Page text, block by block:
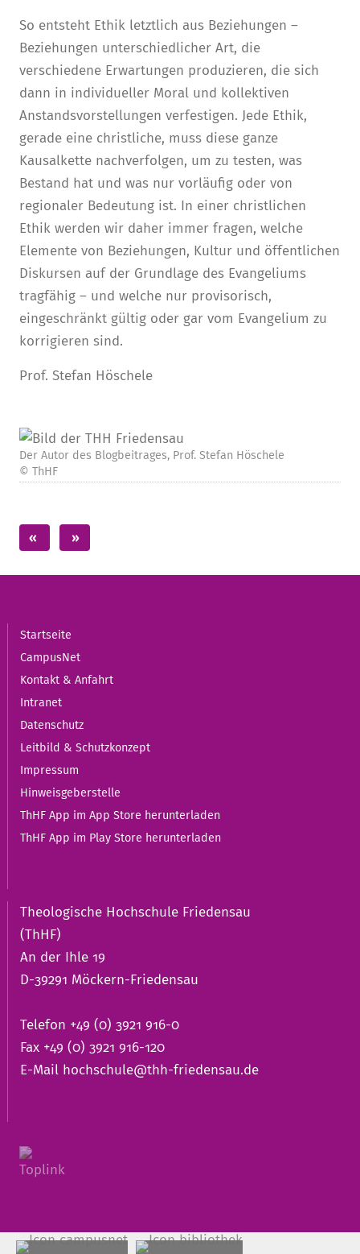
So entsteht Ethik letztlich aus Beziehungen –
Beziehungen unterschiedlicher Art, die
verschiedene Erwartungen produzieren, die sich
dann in individueller Moral und kollektiven
Anstandsvorstellungen verfestigen. Jede Ethik,
gerade eine christliche, muss diese ganze
Kausalkette nachverfolgen, um zu testen, was
Bestand hat und was nur vorläufig oder von
regionaler Bedeutung ist. In einer christlichen
Ethik werden wir daher immer fragen, welche
Elemente von Beziehungen, Kultur und öffentlichen
Diskursen auf der Grundlage des Evangeliums
tragfähig – und welche nur provisorisch,
eingeschränkt gültig oder gar vom Evangelium zu
korrigieren sind.
Prof. Stefan Höschele
Der Autor des Blogbeitrages, Prof. Stefan Höschele
© ThHF
Startseite
CampusNet
Kontakt & Anfahrt
Intranet
Datenschutz
Leitbild & Schutzkonzept
Impressum
Hinweisgeberstelle
ThHF App im App Store herunterladen
ThHF App im Play Store herunterladen
Theologische Hochschule Friedensau
(ThHF)
An der Ihle 19
D-39291 Möckern-Friedensau
Telefon +49 (0) 3921 916-0
Fax +49 (0) 3921 916-120
E-Mail hochschule@thh-friedensau.de